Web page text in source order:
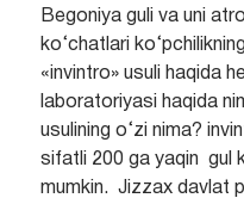
Begoniya guli va uni
ko‘chatlari
«invintro» usuli haqida
laboratoriyasi haqida
usulining o‘zi nima?
sifatli 200 ga yaqin gul
mumkin. Jizzax davlat